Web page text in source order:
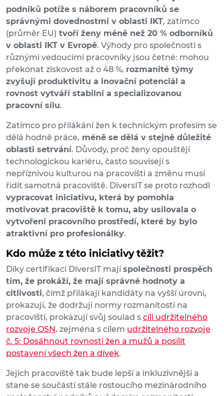
podniků potíže s náborem pracovníků se
správnými dovednostmi v oblasti IKT, zatímco
(průměr EU) tvoří ženy méně než 20 % odborníků
v oblasti IKT v Evropě. Výhody pro společnosti s
různými vedoucími pracovníky jsou četné: mohou
překonat ziskovost až o 48 %, rozmanité týmy
zvyšují produktivitu a inovační potenciál a
rovnost vytváří stabilní a specializovanou
pracovní sílu.
Zatímco pro přilákání žen k technickým profesím se
dělá hodně práce, méně se dělá v stejně důležité
oblasti setrvání. Důvody, proč ženy opouštějí
technologickou kariéru, často souvisejí s
nepříznivou kulturou na pracovišti a změnu musí
řídit samotná pracoviště. DiversIT se proto rozhodl
vypracovat iniciativu, která by pomohla
motivovat pracoviště k tomu, aby usilovala o
vytvoření pracovního prostředí, které by bylo
atraktivní pro profesionálky.
Kdo může z této iniciativy těžit?
Díky certifikaci DiversIT majíspolečnosti prospěch
tím, že prokáží, že mají správné hodnoty a
citlivosti, čímž přilákají kandidáty na vyšší úrovni,
prokazují, že dodržují normy rozmanitosti na
pracovišti, prokazují svůj soulad s cíli udržitelného
rozvoje OSN, zejména s cílem udržitelného rozvoje
č. 5: Dosáhnout rovnosti žen a mužů a posílit
postavení všech žen a dívek.
Jejich pracoviště tak bude lepší a inkluzivnější a
stane se součástí stále rostoucího mezinárodního